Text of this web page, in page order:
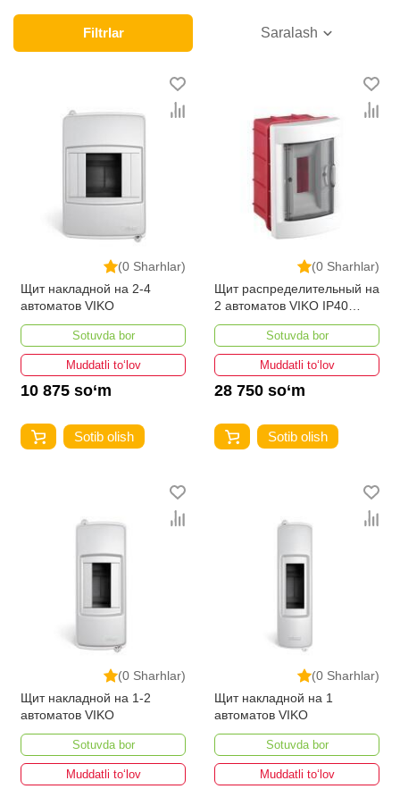
uchun eng yaxshi sharoitlarni ta'minlaymiz. Onlayn
do'konda Plastik korpuslar yetakchi ishlab
chiqaruvchilar va brendlar tomonidan taqdim etilgan
bo'lib, ularning ro'yxati doimiy ravishda kengayib
bormoqda. Biz butun mamlakat bo'ylab tovarlarni
istalgan miqdorda yetkazib beramiz. Bularning barchasi
O'zbekistondagi eng yaxshi narx bilan qo’shimcha
qilingan, ikarvon.uz dan Plastik korpuslar - bu eng keng
narxlar oralig'i. Va bu yerda Plastik korpuslar toifasidagi
har bir element uchun optimal narx mavjud.
Filtrlar Saralash
(0 Sharhlar)
Щит накладной на 2-4
автоматов VIKO
Sotuvda bor
Muddatli to‘lov
10 875 so‘m
Sotib olish
(0 Sharhlar)
Щит распределительный на
2 автоматов VIKO IP40
внутренний
Sotuvda bor
Muddatli to‘lov
28 750 so‘m
Sotib olish
(0 Sharhlar)
Щит накладной на 1-2
автоматов VIKO
Sotuvda bor
Muddatli to‘lov
(0 Sharhlar)
Щит накладной на 1
автоматов VIKO
Sotuvda bor
Muddatli to‘lov